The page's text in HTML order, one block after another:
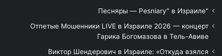
"Песняры — Pesniary" в Израиле
Отпетые Мошенники LIVE в Израиле 2026 — концерт
Гарика Богомазова в Тель-Авиве
Виктор Шендерович в Израиле: «Откуда взялся